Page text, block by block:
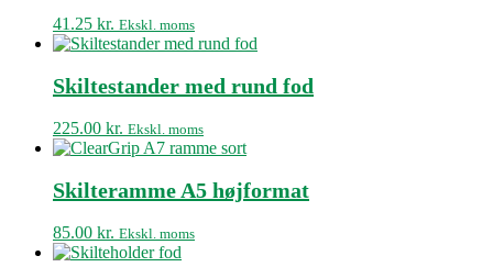
41.25 kr. Ekskl. moms
Skiltestander med rund fod
225.00 kr. Ekskl. moms
Skilteramme A5 højformat
85.00 kr. Ekskl. moms